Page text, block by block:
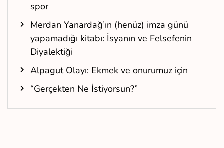
spor
Merdan Yanardağ’ın (henüz) imza günü
yapamadığı kitabı: İsyanın ve Felsefenin
Diyalektiği
Alpagut Olayı: Ekmek ve onurumuz için
“Gerçekten Ne İstiyorsun?”